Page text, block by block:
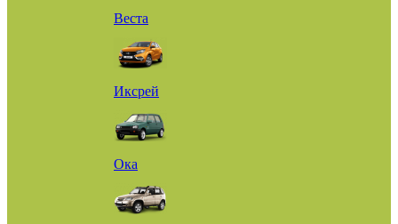
Веста
Иксрей
Ока